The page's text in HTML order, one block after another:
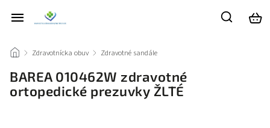
/ Zdravotnícka obuv / Zdravotné sandále
BAREA 010462W zdravotné
ortopedické prezuvky ŽLTÉ